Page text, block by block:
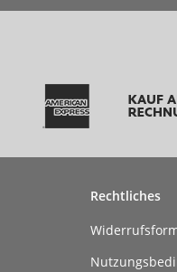
Rechtliches